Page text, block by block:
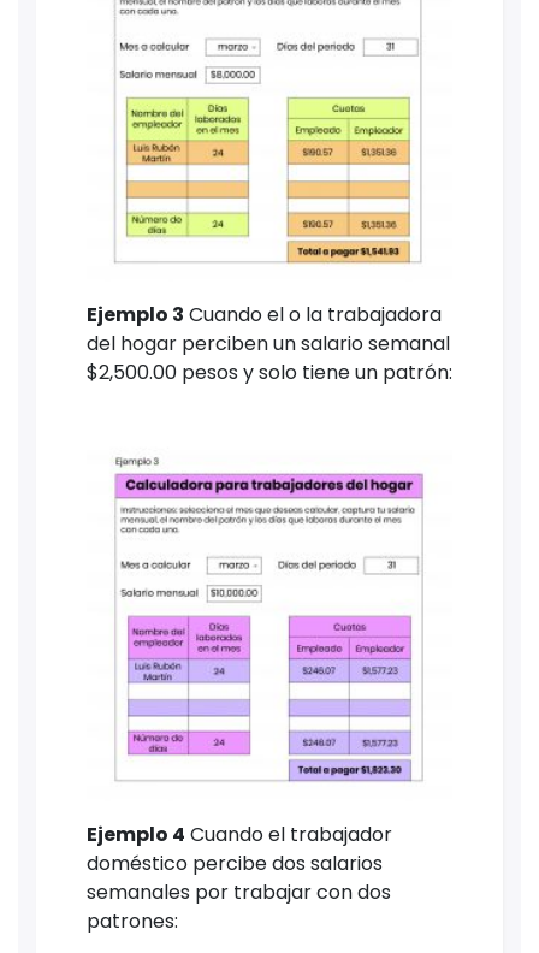
Ejemplo 3 Cuando el o la trabajadora
del hogar perciben un salario semanal
$2,500.00 pesos y solo tiene un patrón:
Ejemplo 4 Cuando el trabajador
doméstico percibe dos salarios
semanales por trabajar con dos
patrones: